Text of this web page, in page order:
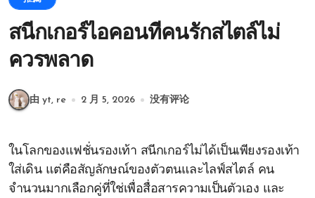
สนีกเกอร์ไอคอนที่คนรักสไตล์ไม่
ควรพลาด
由 yt, re 2 月 5, 2026 没有评论
ในโลกของแฟชั่นรองเท้า สนีกเกอร์ไม่ได้เป็นเพียงรองเท้า
ใส่เดิน แต่คือสัญลักษณ์ของตัวตนและไลฟ์สไตล์ คน
จำนวนมากเลือกคู่ที่ใช่เพื่อสื่อสารความเป็นตัวเอง และ